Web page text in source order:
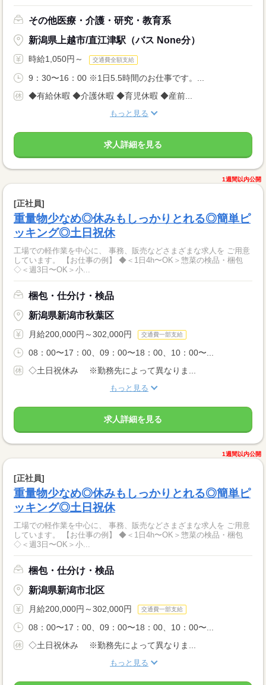
その他医療・介護・研究・教育系
新潟県上越市/直江津駅（バス None分）
時給1,050円～ 交通費全額支給
9：30〜16：00 ※1日5.5時間のお仕事です。...
◆有給休暇 ◆介護休暇 ◆育児休暇 ◆産前...
もっと見る
求人詳細を見る
1週間以内公開
[正社員]
重量物少なめ◎休みもしっかりとれる◎簡単ピ
ッキング◎土日祝休
工場での軽作業を中心に、 事務、販売などさまざまな求人を ご用意
しています。 【お仕事の例】 ◆＜1日4h〜OK＞惣菜の検品・梱包
◇＜週3日〜OK＞小...
梱包・仕分け・検品
新潟県新潟市秋葉区
月給200,000円～302,000円 交通費一部支給
08：00〜17：00、09：00〜18：00、10：00〜...
◇土日祝休み ※勤務先によって異なりま...
もっと見る
求人詳細を見る
1週間以内公開
[正社員]
重量物少なめ◎休みもしっかりとれる◎簡単ピ
ッキング◎土日祝休
工場での軽作業を中心に、 事務、販売などさまざまな求人を ご用意
しています。 【お仕事の例】 ◆＜1日4h〜OK＞惣菜の検品・梱包
◇＜週3日〜OK＞小...
梱包・仕分け・検品
新潟県新潟市北区
月給200,000円～302,000円 交通費一部支給
08：00〜17：00、09：00〜18：00、10：00〜...
◇土日祝休み ※勤務先によって異なりま...
もっと見る